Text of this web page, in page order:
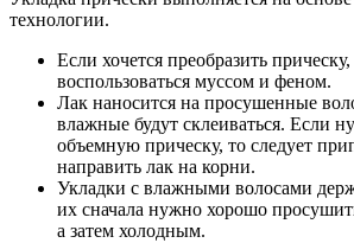
технологии.
Если хочется преобразить
воспользоваться муссом и феном.
Лак наносится на просушенные
влажные будут склеиваться. Если
объемную прическу, то следует
направить лак на корни.
Укладки с влажными волосами
их сначала нужно хорошо
а затем холодным.